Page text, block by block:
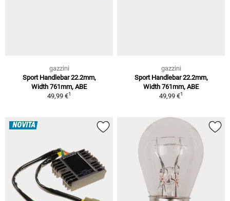
gazzini
Sport Handlebar 22.2mm,
Width 761mm, ABE
49,99 €1
gazzini
Sport Handlebar 22.2mm,
Width 761mm, ABE
49,99 €1
NOVITÀ